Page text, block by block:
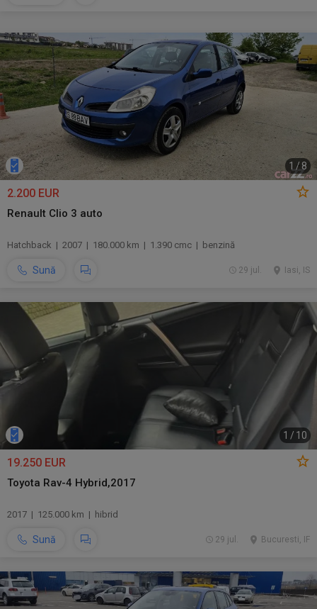
1 /8
2.200 EUR
Renault Clio 3 auto
Hatchback | 2007 | 180.000 km | 1.390 cmc | benzină
Sună Iasi, IS
29 jul.
1 / 10
19.250 EUR
Toyota Rav-4 Hybrid,2017
2017 | 125.000 km | hibrid
Sună Bucuresti, IF
29 jul.